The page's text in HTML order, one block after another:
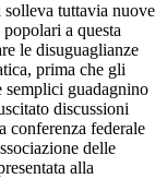
solleva tuttavia nuove
a questa
le disuguaglianze
prima che gli
semplici guadagnino
discussioni
conferenza federale
delle
alla